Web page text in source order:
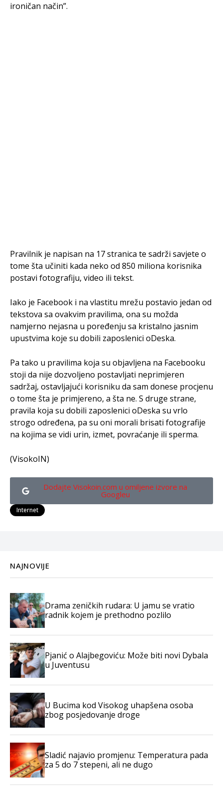
ironičan način”.
Pravilnik je napisan na 17 stranica te sadrži savjete o
tome šta učiniti kada neko od 850 miliona korisnika
postavi fotografiju, video ili tekst.
Iako je Facebook i na vlastitu mrežu postavio jedan od
tekstova sa ovakvim pravilima, ona su možda
namjerno nejasna u poređenju sa kristalno jasnim
upustvima koje su dobili zaposlenici oDeska.
Pa tako u pravilima koja su objavljena na Facebooku
stoji da nije dozvoljeno postavljati neprimjeren
sadržaj, ostavljajući korisniku da sam donese procjenu
o tome šta je primjereno, a šta ne. S druge strane,
pravila koja su dobili zaposlenici oDeska su vrlo
strogo određena, pa su oni morali brisati fotografije
na kojima se vidi urin, izmet, povraćanje ili sperma.
(VisokoIN)
Dodajte Visokoin.com u omiljene izvore na
Googleu
Internet
NAJNOVIJE
Drama zeničkih rudara: U jamu se vratio
radnik kojem je prethodno pozlilo
Pjanić o Alajbegoviću: Može biti novi Dybala
u Juventusu
U Bucima kod Visokog uhapšena osoba
zbog posjedovanje droge
Sladić najavio promjenu: Temperatura pada
za 5 do 7 stepeni, ali ne dugo